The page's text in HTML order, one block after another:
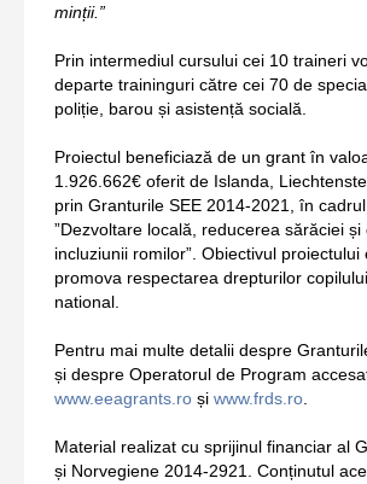
minții.”
Prin intermediul cursului cei 10 traineri
departe traininguri către cei 70 de
poliție, barou și asistență socială.
Proiectul beneficiază de un grant în
1.926.662€ oferit de Islanda,
prin Granturile SEE 2014-2021, în
”Dezvoltare locală, reducerea sărăciei și
incluziunii romilor”. Obiectivul proiectului
promova respectarea drepturilor
national.
Pentru mai multe detalii despre
și despre Operatorul de Program
www.eeagrants.ro și www.frds.ro.
Material realizat cu sprijinul financiar al
și Norvegiene 2014-2921. Conținutul